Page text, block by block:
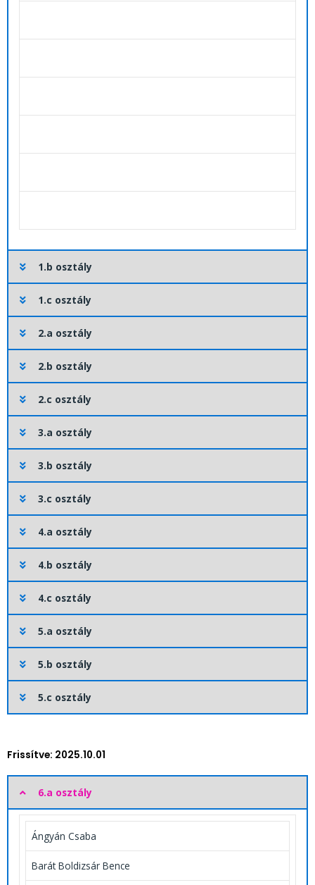
1.b osztály
1.c osztály
2.a osztály
2.b osztály
2.c osztály
3.a osztály
3.b osztály
3.c osztály
4.a osztály
4.b osztály
4.c osztály
5.a osztály
5.b osztály
5.c osztály
Frissítve: 2025.10.01
6.a osztály
Ángyán Csaba
Barát Boldizsár Bence